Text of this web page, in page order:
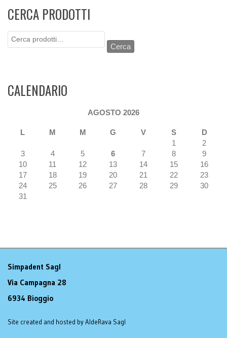
CERCA PRODOTTI
Cerca:
Cerca
CALENDARIO
AGOSTO 2026
L M M G V S
D
1
2
3
4 5 6 7 8
9
10
11 12 13 14 15
16
17
18 19 20 21 22
23
24
25 26 27 28 29
30
31
Simpadent Sagl
Via Campagna 28
6934 Bioggio
Site created and hosted by AldeRava Sagl